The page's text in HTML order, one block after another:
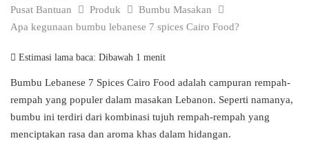
Pusat Bantuan
Produk
Bumbu Masakan
Apa kegunaan bumbu lebanese 7 spices Cairo Food?
Estimasi lama baca: Dibawah 1 menit
Bumbu Lebanese 7 Spices Cairo Food adalah campuran rempah-
rempah yang populer dalam masakan Lebanon. Seperti namanya,
bumbu ini terdiri dari kombinasi tujuh rempah-rempah yang
menciptakan rasa dan aroma khas dalam hidangan.